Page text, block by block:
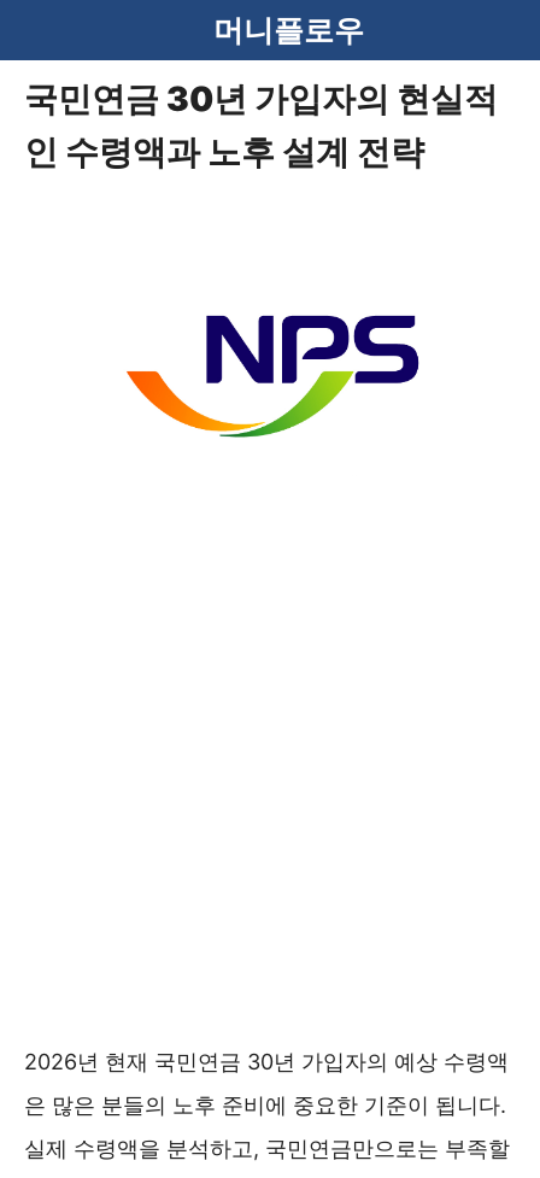
텐
머니플로우
국민연금 30년 가입자의 현실적
인 수령액과 노후 설계 전략
2026년 현재 국민연금 30년 가입자의 예상 수령액
은 많은 분들의 노후 준비에 중요한 기준이 됩니다.
실제 수령액을 분석하고, 국민연금만으로는 부족할